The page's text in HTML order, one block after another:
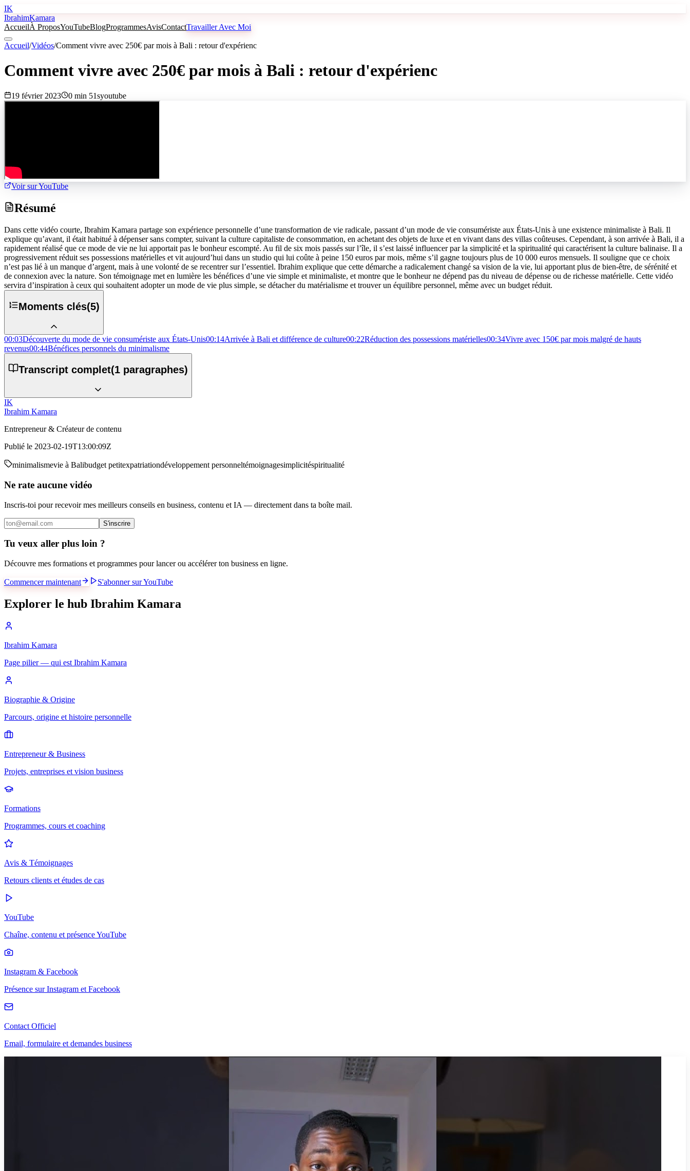
IK
IbrahimKamara
AccueilÀ ProposYouTubeBlogProgrammesAvisContactTravailler Avec Moi
Accueil/Vidéos/Comment vivre avec 250€ par mois à Bali : retour d'expérienc
Comment vivre avec 250€ par mois à Bali : retour d'expérienc
19 février 2023 0 min 51syoutube
Voir sur YouTube
Résumé
Dans cette vidéo courte, Ibrahim Kamara partage son expérience personnelle d’une transformation de vie radicale, passant d’un mode de vie consumériste aux États-Unis à une existence minimaliste à Bali. Il
explique qu’avant, il était habitué à dépenser sans compter, suivant la culture capitaliste de consommation, en achetant des objets de luxe et en vivant dans des villas coûteuses. Cependant, à son arrivée à Bali, il a
rapidement réalisé que ce mode de vie ne lui apportait pas le bonheur escompté. Au fil de six mois passés sur l’île, il s’est laissé influencer par la simplicité et la spiritualité qui caractérisent la culture balinaise. Il a
progressivement réduit ses possessions matérielles et vit aujourd’hui dans un studio qui lui coûte à peine 150 euros par mois, même s’il gagne toujours plus de 10 000 euros mensuels. Il souligne que ce choix
n’est pas lié à un manque d’argent, mais à une volonté de se recentrer sur l’essentiel. Ibrahim explique que cette démarche a radicalement changé sa vision de la vie, lui apportant plus de bien-être, de sérénité et
de connexion avec la nature. Son témoignage met en lumière les bénéfices d’une vie simple et minimaliste, et montre que le bonheur ne dépend pas du niveau de dépense ou de richesse matérielle. Cette vidéo
servira d’inspiration à ceux qui souhaitent adopter un mode de vie plus simple, se détacher du matérialisme et trouver un équilibre personnel, même avec un budget réduit.
Moments clés(5)
00:03Découverte du mode de vie consumériste aux États-Unis00:14Arrivée à Bali et différence de culture00:22Réduction des possessions matérielles00:34Vivre avec 150€ par mois malgré de hauts
revenus00:44Bénéfices personnels du minimalisme
Transcript complet(1 paragraphes)
IK
Ibrahim Kamara
Entrepreneur & Créateur de contenu
Publié le 2023-02-19T13:00:09Z
minimalismevie à Balibudget petitexpatriationdéveloppement personneltémoignagesimplicitéspiritualité
Ne rate aucune vidéo
Inscris-toi pour recevoir mes meilleurs conseils en business, contenu et IA — directement dans ta boîte mail.
S'inscrire
Tu veux aller plus loin ?
Découvre mes formations et programmes pour lancer ou accélérer ton business en ligne.
Commencer maintenant S'abonner sur YouTube
Explorer le hub Ibrahim Kamara
Ibrahim Kamara
Page pilier — qui est Ibrahim Kamara
Biographie & Origine
Parcours, origine et histoire personnelle
Entrepreneur & Business
Projets, entreprises et vision business
Formations
Programmes, cours et coaching
Avis & Témoignages
Retours clients et études de cas
YouTube
Chaîne, contenu et présence YouTube
Instagram & Facebook
Présence sur Instagram et Facebook
Contact Officiel
Email, formulaire et demandes business